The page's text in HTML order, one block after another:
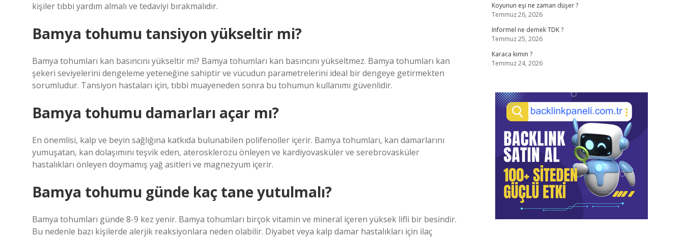
kişiler tıbbi yardım almalı ve tedaviyi bırakmalıdır.
Bamya tohumu tansiyon yükseltir mi?
Bamya tohumları kan basıncını yükseltir mi? Bamya tohumları kan basıncını yükseltmez. Bamya tohumları kan
şekeri seviyelerini dengeleme yeteneğine sahiptir ve vücudun parametrelerini ideal bir dengeye getirmekten
sorumludur. Tansiyon hastaları için, tıbbi muayeneden sonra bu tohumun kullanımı güvenlidir.
Bamya tohumu damarları açar mı?
En önemlisi, kalp ve beyin sağlığına katkıda bulunabilen polifenoller içerir. Bamya tohumları, kan damarlarını
yumuşatan, kan dolaşımını teşvik eden, aterosklerozu önleyen ve kardiyovasküler ve serebrovasküler
hastalıkları önleyen doymamış yağ asitleri ve magnezyum içerir.
Bamya tohumu günde kaç tane yutulmalı?
Bamya tohumları günde 8-9 kez yenir. Bamya tohumları birçok vitamin ve mineral içeren yüksek lifli bir besindir.
Bu nedenle bazı kişilerde alerjik reaksiyonlara neden olabilir. Diyabet veya kalp damar hastalıkları için ilaç
Koyunun eşi ne zaman düşer ?
Temmuz 26, 2026
Informel ne demek TDK ?
Temmuz 25, 2026
Karaca kimin ?
Temmuz 24, 2026